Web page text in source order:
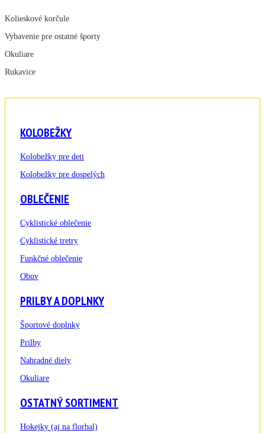
Kolieskové korčule
Vybavenie pre ostatné športy
Okuliare
Rukavice
KOLOBEŽKY
Kolobežky pre deti
Kolobežky pre dospelých
OBLEČENIE
Cyklistické oblečenie
Cyklistické tretry
Funkčné oblečenie
Obuv
PRILBY A DOPLNKY
Športové doplnky
Prilby
Nahradné diely
Okuliare
OSTATNÝ SORTIMENT
Hokejky (aj na florbal)